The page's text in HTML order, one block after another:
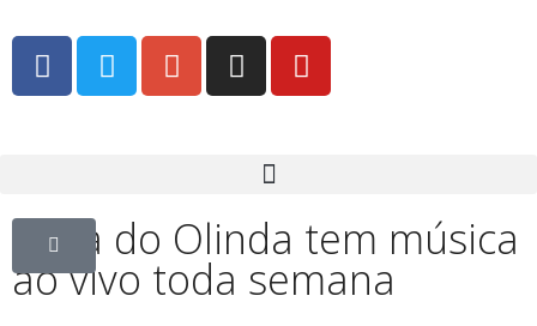
Feira do Olinda tem música
ao vivo toda semana